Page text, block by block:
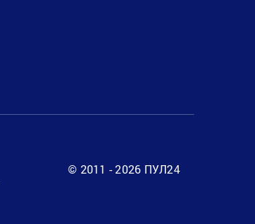
© 2011 - 2026 ПУЛ24